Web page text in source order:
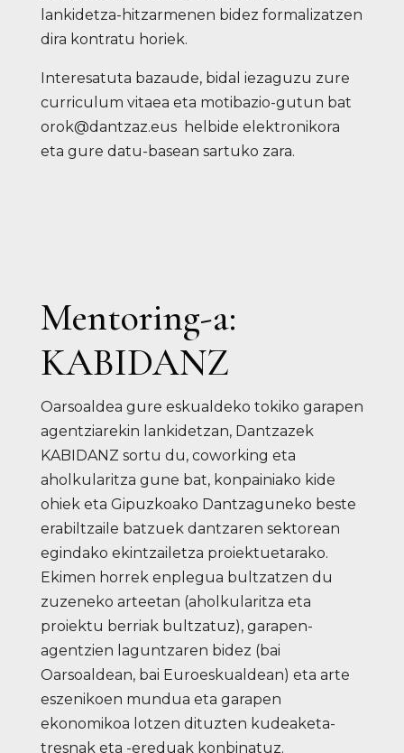
lankidetza-hitzarmenen bidez formalizatzen
dira kontratu horiek.
Interesatuta bazaude, bidal iezaguzu zure
curriculum vitaea eta motibazio-gutun bat
orok@dantzaz.eushelbide elektronikora
eta gure datu-basean sartuko zara.
Mentoring-a:
KABIDANZ
Oarsoaldea gure eskualdeko tokiko garapen
agentziarekin lankidetzan, Dantzazek
KABIDANZ sortu du, coworking eta
aholkularitza gune bat, konpainiako kide
ohiek eta Gipuzkoako Dantzaguneko beste
erabiltzaile batzuek dantzaren sektorean
egindako ekintzailetza proiektuetarako.
Ekimen horrek enplegua bultzatzen du
zuzeneko arteetan (aholkularitza eta
proiektu berriak bultzatuz), garapen-
agentzien laguntzaren bidez (bai
Oarsoaldean, bai Euroeskualdean) eta arte
eszenikoen mundua eta garapen
ekonomikoa lotzen dituzten kudeaketa-
tresnak eta -ereduak konbinatuz.